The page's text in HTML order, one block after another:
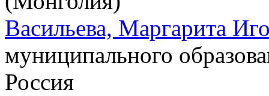
Васильева, Маргарита
муниципального
Россия